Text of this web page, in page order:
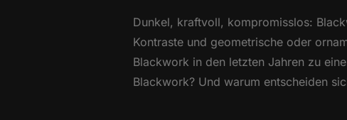
Dunkel, kraftvoll, kompromisslos:
Kontraste und geometrische oder
Blackwork in den letzten Jahren zu
Blackwork? Und warum entscheiden